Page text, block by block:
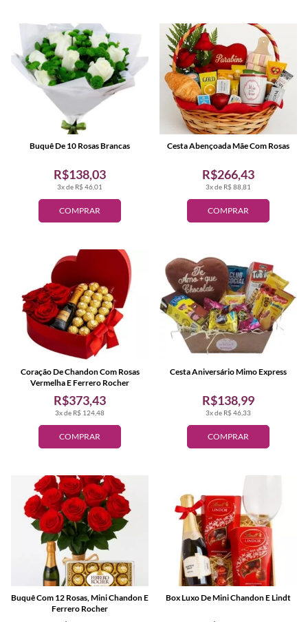
COMPRAR
3x de R$ 46,01
R$138,03
Buquê De 10 Rosas Brancas
COMPRAR
3x de R$ 88,81
R$266,43
Cesta Abençoada Mãe Com Rosas
COMPRAR
3x de R$ 124,48
R$373,43
Coração De Chandon Com Rosas
Vermelha E Ferrero Rocher
COMPRAR
3x de R$ 46,33
R$138,99
Cesta Aniversário Mimo Express
Buquê Com 12 Rosas, Mini Chandon E
Ferrero Rocher
Box Luxo De Mini Chandon E Lindt